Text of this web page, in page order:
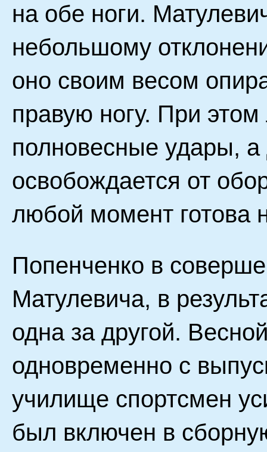
на обе ноги.
небольшому
оно своим весом
правую ногу. При
полновесные удары,
освобождается от
любой момент готова
Попенченко в
Матулевича, в
одна за другой.
одновременно с
училище спортсмен
был включен в